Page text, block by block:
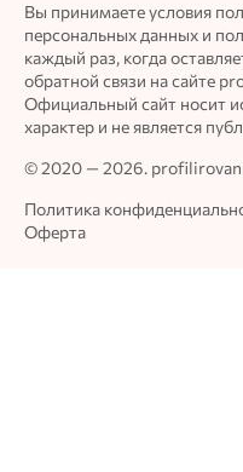
Вы принимаете условия
персональных данных и
каждый раз, когда
обратной связи на сайте
Официальный сайт носит
характер и не является
© 2020 — 2026.
Политика
Оферта